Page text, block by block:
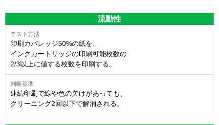
流動性
印刷カバレッジ50%の紙を、
インクカートリッジの印刷可能枚数の
2/3以上に値する枚数を印刷する。
連続印刷で線や色の欠けがあっても、
クリーニング2回以下で解消される。